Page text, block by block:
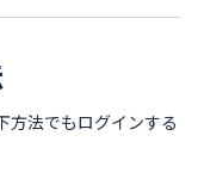
方法でもログインする